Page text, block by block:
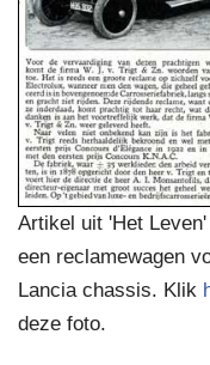
Artikel uit 'Het
een reclamewagen
Lancia chassis. Klik
deze foto.